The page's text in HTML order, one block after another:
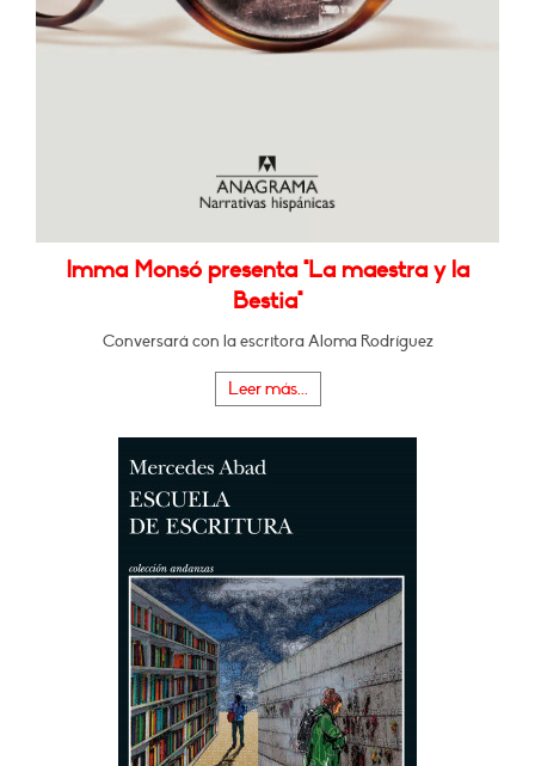
Imma Monsó presenta "La maestra y la
Bestia"
Conversará con la escritora Aloma Rodríguez
Leer más...